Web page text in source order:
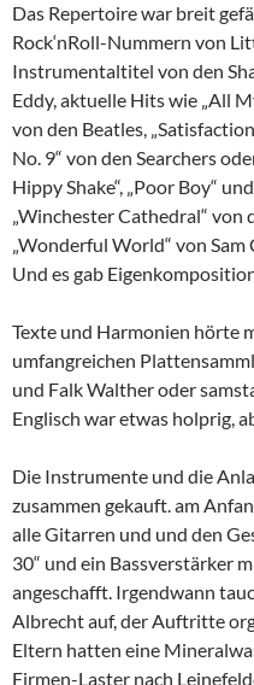
Das Repertoire war breit
Rock‘nRoll-Nummern von
Instrumentaltitel von den
Eddy, aktuelle Hits wie „All
von den Beatles,
No. 9“ von den Searchers
Hippy Shake“, „Poor Boy“
„Winchester Cathedral“ von
„Wonderful World“ von
Und es gab
Texte und Harmonien hörte
umfangreichen
und Falk Walther oder
Englisch war etwas holprig,
Die Instrumente und die
zusammen gekauft. am
alle Gitarren und und den
30“ und ein Bassverstärker
angeschafft. Irgendwann
Albrecht auf, der Auftritte
Eltern hatten eine
Firmen-Laster nach